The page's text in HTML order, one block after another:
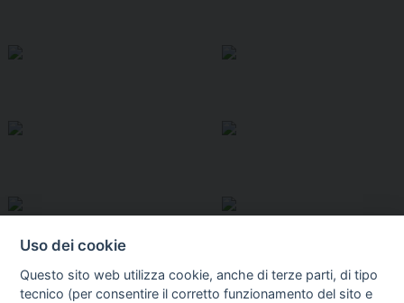
Uso dei cookie
Questo sito web utilizza cookie, anche di terze parti, di tipo
tecnico (per consentire il corretto funzionamento del sito e